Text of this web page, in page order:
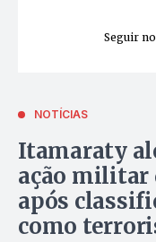
Seguir no
NOTÍCIAS
Itamaraty
ação militar
após
como